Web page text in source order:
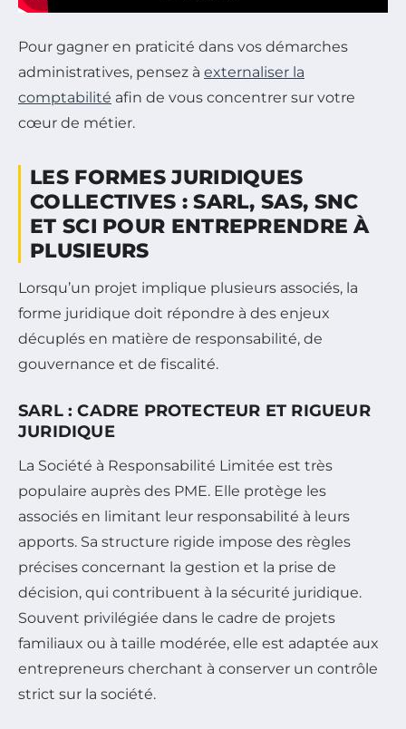
Pour gagner en praticité dans vos démarches
administratives, pensez à externaliser la
comptabilité afin de vous concentrer sur votre
cœur de métier.
LES FORMES JURIDIQUES
COLLECTIVES : SARL, SAS, SNC
ET SCI POUR ENTREPRENDRE À
PLUSIEURS
Lorsqu’un projet implique plusieurs associés, la
forme juridique doit répondre à des enjeux
décuplés en matière de responsabilité, de
gouvernance et de fiscalité.
SARL : CADRE PROTECTEUR ET RIGUEUR
JURIDIQUE
La Société à Responsabilité Limitée est très
populaire auprès des PME. Elle protège les
associés en limitant leur responsabilité à leurs
apports. Sa structure rigide impose des règles
précises concernant la gestion et la prise de
décision, qui contribuent à la sécurité juridique.
Souvent privilégiée dans le cadre de projets
familiaux ou à taille modérée, elle est adaptée aux
entrepreneurs cherchant à conserver un contrôle
strict sur la société.